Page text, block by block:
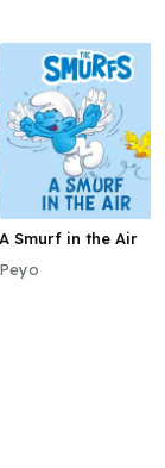
A Smurf in the Air
Peyo